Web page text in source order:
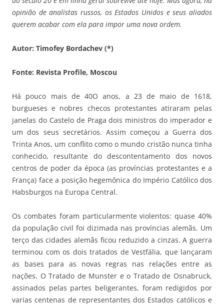
opinião de analistas russos, os Estados Unidos e seus aliados
querem acabar com ela para impor uma nova ordem.
Autor: Timofey Bordachev (*)
Fonte: Revista Profile, Moscou
Há pouco mais de 40O anos, a 23 de maio de 1618,
burgueses e nobres checos protestantes atiraram pelas
janelas do Castelo de Praga dois ministros do imperador e
um dos seus secretários. Assim começou a Guerra dos
Trinta Anos, um conflito como o mundo cristão nunca tinha
conhecido, resultante do descontentamento dos novos
centros de poder da época (as províncias protestantes e a
França) face a posição hegemônica do Império Católico dos
Habsburgos na Europa Central.
Os combates foram particularmente violentos: quase 40%
da população civil foi dizimada nas províncias alemãs. Um
terço das cidades alemãs ficou reduzido a cinzas. A guerra
terminou com os dois tratados de Vestfália, que lançaram
as bases para as novas regras nas relações entre as
nações. O Tratado de Munster e o Tratado de Osnabruck,
assinados pelas partes beligerantes, foram redigidos por
varias centenas de representantes dos Estados católicos e